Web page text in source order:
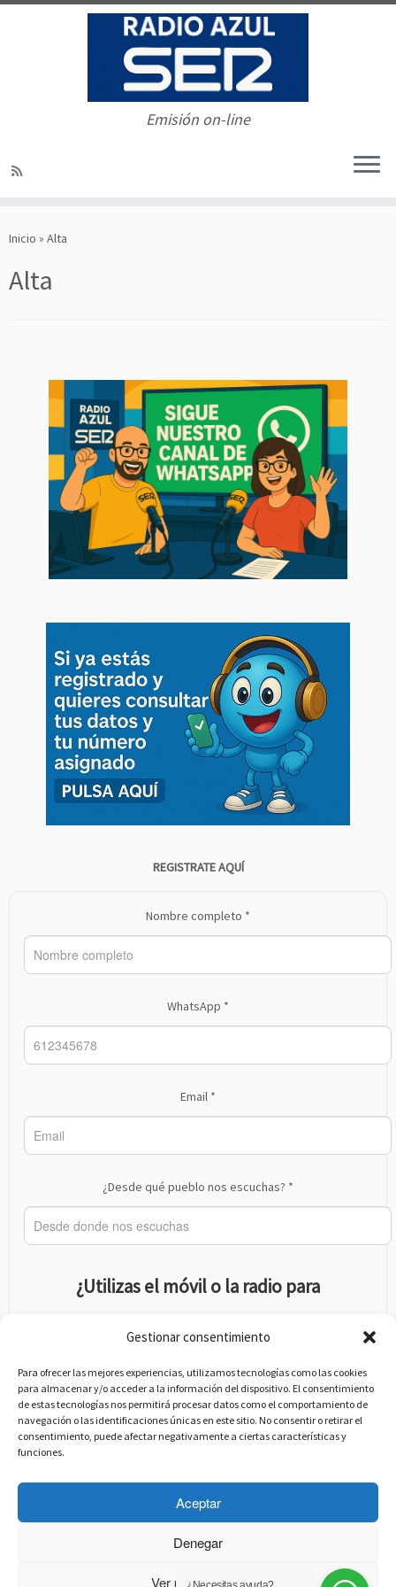
Gestionar consentimiento
Para ofrecer las mejores experiencias, utilizamos tecnologías como las cookies
para almacenar y/o acceder a la información del dispositivo. El consentimiento
de estas tecnologías nos permitirá procesar datos como el comportamiento de
navegación o las identificaciones únicas en este sitio. No consentir o retirar el
consentimiento, puede afectar negativamente a ciertas características y
funciones.
Aceptar
Denegar
Ver preferencias
Emisión on-line
Inicio » Alta
Alta
REGISTRATE AQUÍ
Nombre completo *
WhatsApp *
Email *
¿Desde qué pueblo nos escuchas? *
¿Utilizas el móvil o la radio para
escucharnos? *
Móvil
Radio
Acepto lostérminos y condiciones.
Registrarme